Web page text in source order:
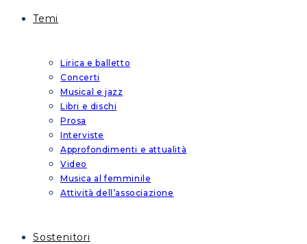
Temi
Lirica e balletto
Concerti
Musical e jazz
Libri e dischi
Prosa
Interviste
Approfondimenti e attualità
Video
Musica al femminile
Attività dell’associazione
Sostenitori